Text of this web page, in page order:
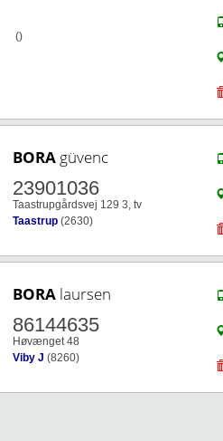
()
BORA güvenc
23901036
Taastrupgårdsvej 129 3, tv
Taastrup (2630)
BORA laursen
86144635
Høvænget 48
Viby J (8260)